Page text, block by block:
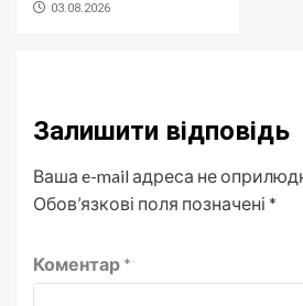
03.08.2026
Залишити відповідь
Ваша e-mail адреса не
Обов’язкові поля позначені *
Коментар *